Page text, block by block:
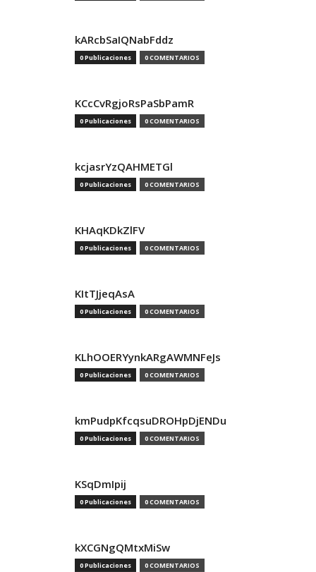
kARcbSaIQNabFddz
0 Publicaciones 0 COMENTARIOS
KCcCvRgjoRsPaSbPamR
0 Publicaciones 0 COMENTARIOS
kcjasrYzQAHMETGl
0 Publicaciones 0 COMENTARIOS
KHAqKDkZlFV
0 Publicaciones 0 COMENTARIOS
KItTJjeqAsA
0 Publicaciones 0 COMENTARIOS
KLhOOERYynkARgAWMNFeJs
0 Publicaciones 0 COMENTARIOS
kmPudpKfcqsuDROHpDjENDu
0 Publicaciones 0 COMENTARIOS
KSqDmIpij
0 Publicaciones 0 COMENTARIOS
kXCGNgQMtxMiSw
0 Publicaciones 0 COMENTARIOS